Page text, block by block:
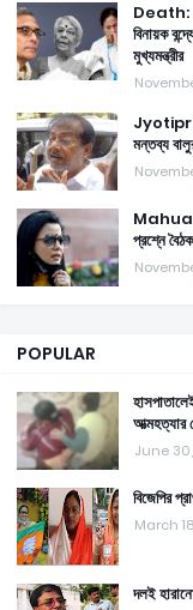
Death:
বিনায়ক
মুখ্যমন্ত্রীর
মন্তব্য
Mahua:
প্রশ্নে
POPULAR
আত্মহত্যার
June
বিজেপির
March
দলই